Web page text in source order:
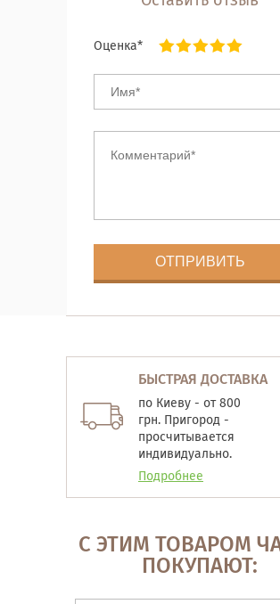
Оценка*
БЫСТРАЯ ДОСТАВКА
по Киеву - от 800
грн. Пригород -
просчитывается
индивидуально.
Подробнее
С ЭТИМ ТОВАРОМ
ПОКУПАЮТ: